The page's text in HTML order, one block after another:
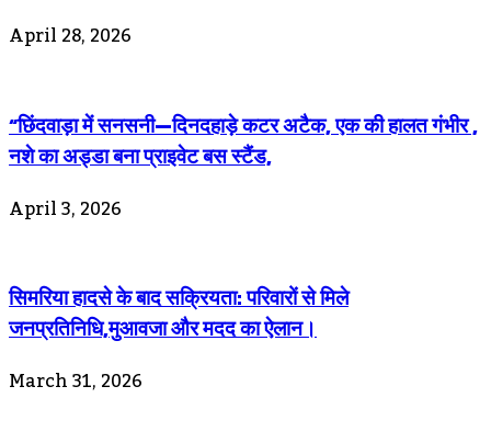
April 28, 2026
“छिंदवाड़ा में सनसनी—दिनदहाड़े कटर अटैक, एक की हालत गंभीर ,
नशे का अड्डा बना प्राइवेट बस स्टैंड,
April 3, 2026
सिमरिया हादसे के बाद सक्रियता: परिवारों से मिले
जनप्रतिनिधि,मुआवजा और मदद का ऐलान।
March 31, 2026